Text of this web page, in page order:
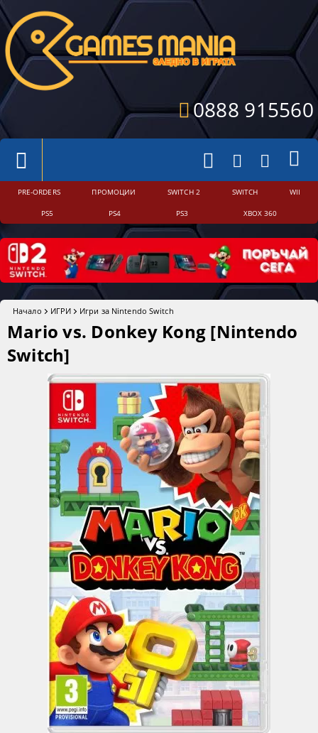
0888 915560
PRE-ORDERS ПРОМОЦИИ SWITCH 2 SWITCH WII
PS5 PS4 PS3 XBOX 360
Начало ИГРИ Игри за Nintendo Switch
Mario vs. Donkey Kong [Nintendo
Switch]